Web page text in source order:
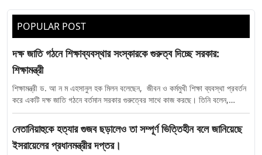
POPULAR POST
দক্ষ জাতি গঠনে শিক্ষাব্যবস্থার সংস্কারকে গুরুত্ব দিচ্ছে সরকার:
শিক্ষামন্ত্রী
শিক্ষামন্ত্রী ড. আ ন ম এহসানুল হক মিলন বলেছেন, জীবন ও কর্মমুখী শিক্ষা ব্যবস্থা প্রবর্তন
করে একটি দক্ষ জাতি গঠনে বর্তমান সরকার গুরুত্বের সাথে কাজ করছে। তিনি বলেন,
ইতোপূর্বে শিক্ষাঙ্গনকে নকলমুক্ত করার মত এবার তরুণ জনশক্তিকে দক্ষ করে গড়ে তোলার
বৈপ্লবিক পদক্ষেপ নিয়েছে সরকার। মঙ্গলবার (১০ মার্চ) অতীশ দীপঙ্কর বিশ্ববিদ্যালয় এবং
মালয়েশিয়ার ইউসিএসআই ইউনিভার্সিটি বাংলাদেশ ক্যাম্পাসের একটি প্রতিনিধি দলের সাথে
মতবিনিময় কালে এসব কথা বলেন তিনি। সচিবালয়ে শিক্ষা মন্ত্রণালয়ের সম্মেলন কক্ষে এই
নেতানিয়াহুকে হত্যার গুজব ছড়ালেও তা সম্পূর্ণ ভিত্তিহীন বলে জানিয়েছে
ইসরায়েলের প্রধানমন্ত্রীর দপ্তর।